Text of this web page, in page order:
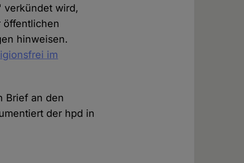
verkündet wird,
öffentlichen
hinweisen.
im
Brief an den
der hpd in